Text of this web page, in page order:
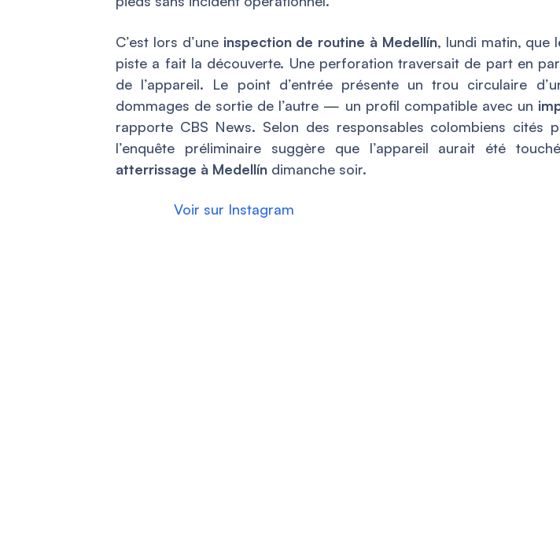
C’est lors d’une inspection de routine à Medellín, lundi matin, que
piste a fait la découverte. Une perforation traversait de part en
de l’appareil. Le point d’entrée présente un trou circulaire
dommages de sortie de l’autre — un profil compatible avec un
rapporte CBS News. Selon des responsables colombiens cités
l’enquête préliminaire suggère que l’appareil aurait été
atterrissage à Medellín dimanche soir.
Voir sur Instagram